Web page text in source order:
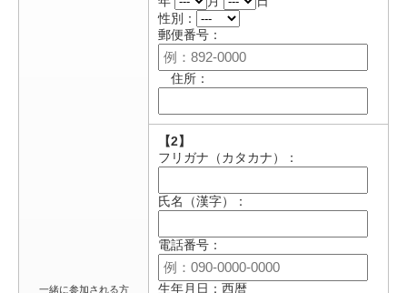
一緒に参加される方
性別：
郵便番号：
住所：
【2】
フリガナ（カタカナ）：
氏名（漢字）：
電話番号：
生年月日：西暦